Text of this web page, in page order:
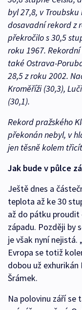
byl 27,8, v
dosavadní rekord z
překročilo s 30,5
roku 1967.
také Ostrava-
28,5 z roku 2002.
Kroměříži (30,3),
(30,1).
Rekord pražského
překonán nebyl, v
jen těsně kolem
Jak bude v půlce
Ještě dnes a
teplota až ke 30
až do pátku proudit
západu. Později by
je však nyní nejistá.
Evropa se totiž
dobou už
Šrámek.
Na polovinu září se